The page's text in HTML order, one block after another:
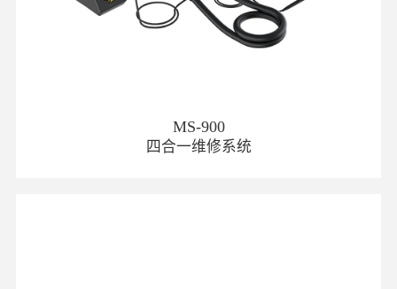
MS-900
四合一维修系统